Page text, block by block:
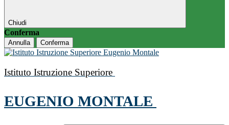
Chiudi
Conferma
Annulla Conferma
Istituto Istruzione Superiore
EUGENIO MONTALE